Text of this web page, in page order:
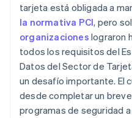
tarjeta está obligada a
la normativa PCI, pero
organizaciones lograron
todos los requisitos del
Datos del Sector de
un desafío importante. El
desde completar un
programas de seguridad